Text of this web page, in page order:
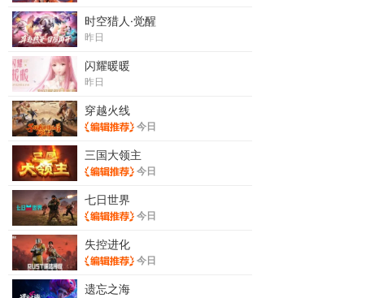
时空猎人·觉醒
昨日
闪耀暖暖
昨日
穿越火线
今日
三国大领主
今日
七日世界
今日
失控进化
今日
遗忘之海